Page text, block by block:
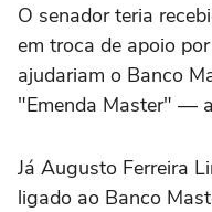
O senador teria
em troca de apoio
ajudariam o Banco
"Emenda Master" —
Já Augusto Ferreira
ligado ao Banco